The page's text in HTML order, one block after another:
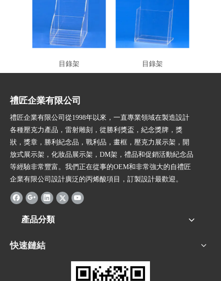
目錄架 目錄架
禮匠企業有限公司
禮匠企業有限公司從1998年以來，一直專業領域在製造設計
各種壓克力產品，雷射雕刻，從勝利獎盃，紀念獎牌，獎
狀，獎章，勝利紀念品，戰利品，畫框，壓克力展示架，開
放式展示架，化妝品展示架，DM架，禮品和促銷活動紀念品
等經驗非常豐富。我們正在從事的OEM和非常強大的自禮匠
企業有限公司設計廣泛的丙烯酸項目，訂製設計最歡迎。
產品分類
快速鏈結